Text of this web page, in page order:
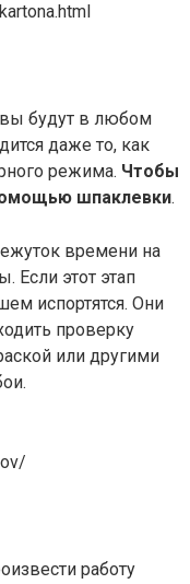
будут в любом
даже то, как
режима. Чтобы
шпаклевки.
времени на
Если этот этап
испортятся. Они
проверку
или другими
работу